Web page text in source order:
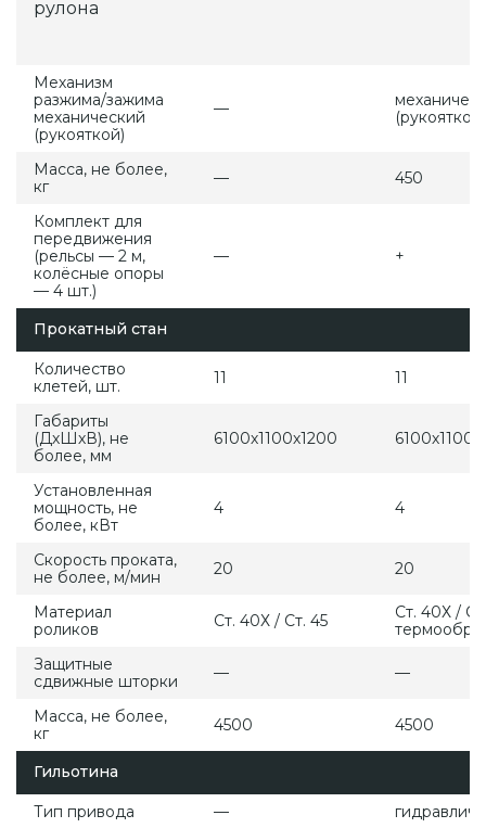
рулона
Механизм
разжима/зажима
механический
(рукояткой)
—
(рукояткой)
Масса, не более,
кг
— 450
Комплект для
передвижения
(рельсы — 2 м,
колёсные опоры
— 4 шт.)
— +
Прокатный стан
Количество
клетей, шт.
11 11
Габариты
(ДхШхВ), не
более, мм
6100х1100х1200
Установленная
мощность, не
более, кВт
4 4
Скорость проката,
не более, м/мин
20 20
Материал
роликов
Ст. 40Х / Ст. 45
Ст. 40Х /
Защитные
сдвижные шторки
— —
Масса, не более,
кг
4500 4500
Гильотина
Тип привода —